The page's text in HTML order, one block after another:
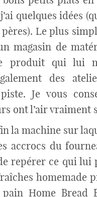
quelques idées
Le plus
magasin de
produit qui lui
des
Je vous
ont l’air vraiment
la machine sur
accrocs du
repérer ce qui lui
homemade
Home Bread